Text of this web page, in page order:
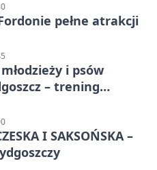
pełne atrakcji
i psów
– trening
I SAKSOŃSKA –